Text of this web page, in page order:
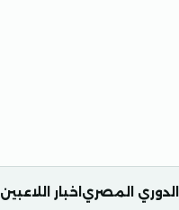
الدوري المصري اخبار اللاعبين